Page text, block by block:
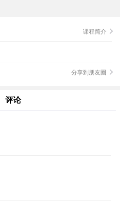
课程简介
分享到朋友圈
评论